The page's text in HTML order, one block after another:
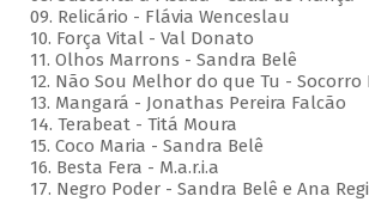
09. Relicário - Flávia Wenceslau
10. Força Vital - Val Donato
11. Olhos Marrons - Sandra Belê
12. Não Sou Melhor do que Tu - Socorro
13. Mangará - Jonathas Pereira Falcão
14. Terabeat - Titá Moura
15. Coco Maria - Sandra Belê
16. Besta Fera - M.a.r.i.a
17. Negro Poder - Sandra Belê e Ana